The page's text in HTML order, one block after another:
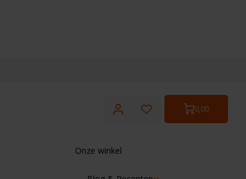
0,00
Onze winkel